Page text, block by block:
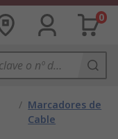
0
/ Marcadores de
Cable